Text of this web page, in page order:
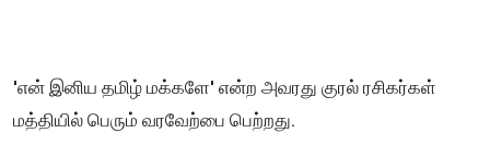
'என் இனிய தமிழ் மக்களே' என்ற அவரது குரல் ரசிகர்கள்
மத்தியில் பெரும் வரவேற்பை பெற்றது.